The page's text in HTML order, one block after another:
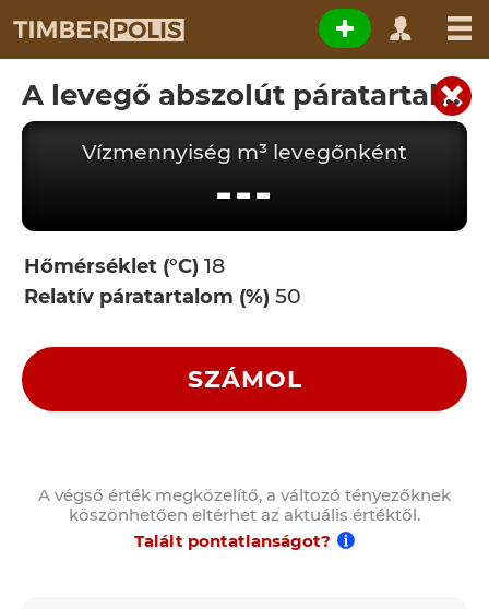
A levegő abszolút páratartalma
Vízmennyiség m³ levegőnként
---
Hőmérséklet (°C)
Relatív páratartalom (%)
SZÁMOL
A végső érték megközelítő, a változó tényezőknek
köszönhetően eltérhet az aktuális értéktől.
Talált pontatlanságot?